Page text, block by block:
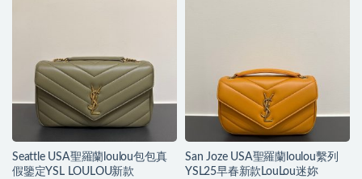
Seattle USA聖羅蘭loulou包包真
假鑒定YSL LOULOU新款
San Joze USA聖羅蘭loulou繫列
YSL25早春新款LouLou迷妳